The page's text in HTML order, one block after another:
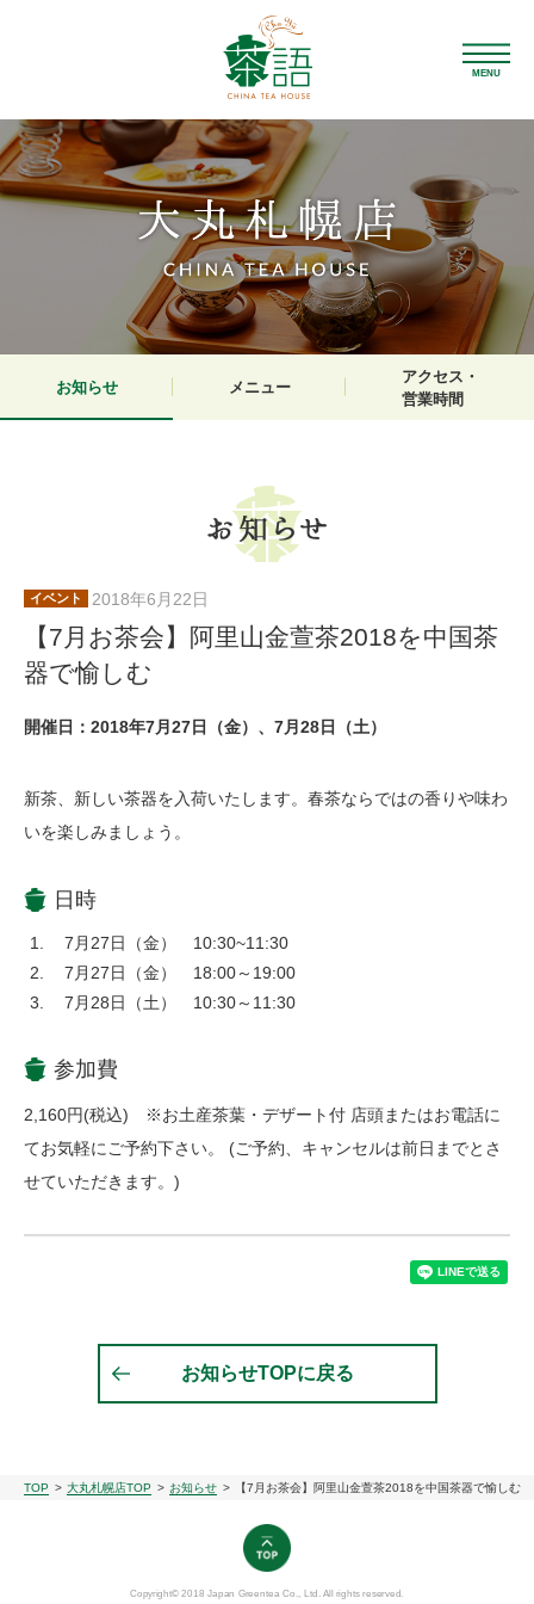
MENU
お知らせ メニュー
アクセス・
営業時間
イベント 2018年6月22日
【7月お茶会】阿里山金萱茶2018を中国茶
器で愉しむ
開催日：2018年7月27日（金）、7月28日（土）
新茶、新しい茶器を入荷いたします。春茶ならではの香りや味わ
いを楽しみましょう。
日時
7月27日（金） 10:30~11:30
7月27日（金） 18:00～19:00
7月28日（土） 10:30～11:30
参加費
2,160円(税込) ※お土産茶葉・デザート付 店頭またはお電話に
てお気軽にご予約下さい。 (ご予約、キャンセルは前日までとさ
せていただきます。)
お知らせTOPに戻る
TOP 大丸札幌店TOP お知らせ 【7月お茶会】阿里山金萱茶2018を中国茶器で愉しむ
Copyright© 2018 Japan Greentea Co., Ltd. All rights reserved.